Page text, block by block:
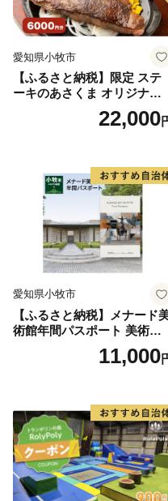
い申請してください。
※オンライン申請をご希
ジ」より申請をお願いい
※書類提出をご希望の場
申告特例申請書」に必要
愛知県小牧市
【ふるさと納税】限定 ステ
ーキのあさくま オリジナル
お食事券 6000円 お好きなメ
ニュー 好きなだけ コーンス
県 小牧店 小牧市 チケット
料無料
22,000
愛知県小牧市
【ふるさと納税】メナード
術館年間パスポート 美術館
11,000